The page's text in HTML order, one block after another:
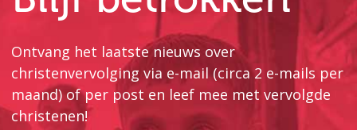
Ontvang het laatste nieuws over
christenvervolging via e-mail (circa 2 e-mails per
maand) of per post en leef mee met vervolgde
christenen!